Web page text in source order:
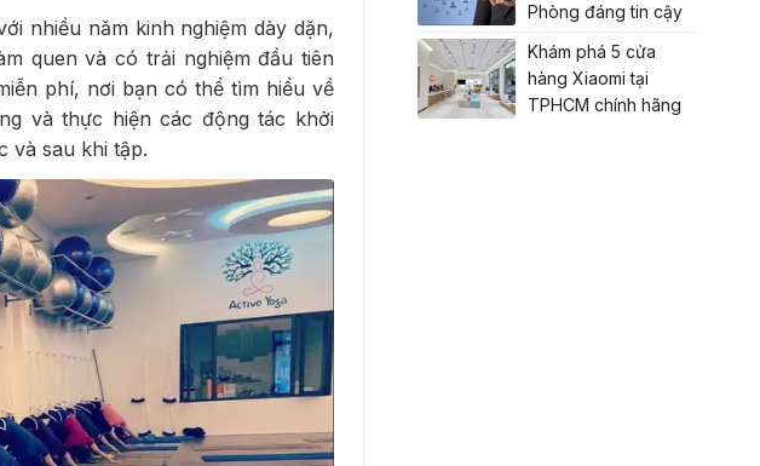
nhiều năm kinh nghiệm dày dặn,
quen và có trải nghiệm đầu tiên
phí, nơi bạn có thể tìm hiểu về
và thực hiện các động tác khởi
và sau khi tập.
Phòng đáng tin cậy
Khám phá 5 cửa
hàng Xiaomi tại
TPHCM chính hãng